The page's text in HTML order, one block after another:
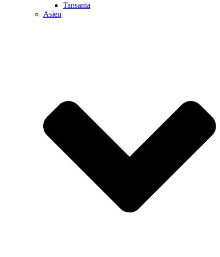
Tansania
Asien